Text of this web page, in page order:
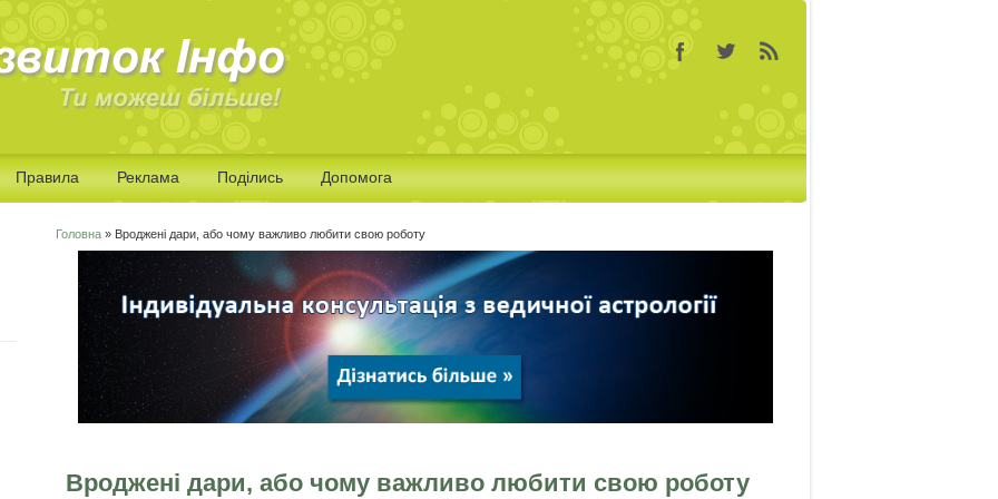
Правила Реклама Поділись Допомога
Ви є тут
Головна» Вроджені дари, або чому важливо любити свою роботу
Вроджені дари, або чому важливо любити свою роботу